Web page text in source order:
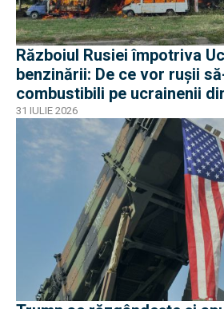
Războiul Rusiei împotriva
benzinării: De ce vor rușii
combustibili pe ucrainenii
31 IULIE 2026